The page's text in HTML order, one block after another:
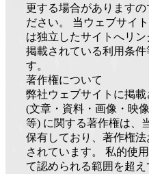
更する場合がありますの
ださい。 当ウェブサイ
は独立したサイトへリ
掲載されている利用条
す。
著作権について
弊社ウェブサイトに掲
(文章・資料・画像・映
等) に関する著作権は、
保有しており、著作権
されています。 私的使
て認められる範囲を超